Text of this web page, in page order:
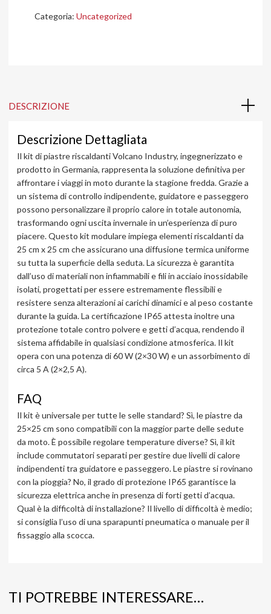
Categoria: Uncategorized
DESCRIZIONE
Descrizione Dettagliata
Il kit di piastre riscaldanti Volcano Industry, ingegnerizzato e
prodotto in Germania, rappresenta la soluzione definitiva per
affrontare i viaggi in moto durante la stagione fredda. Grazie a
un sistema di controllo indipendente, guidatore e passeggero
possono personalizzare il proprio calore in totale autonomia,
trasformando ogni uscita invernale in un’esperienza di puro
piacere. Questo kit modulare impiega elementi riscaldanti da
25 cm x 25 cm che assicurano una diffusione termica uniforme
su tutta la superficie della seduta. La sicurezza è garantita
dall’uso di materiali non infiammabili e fili in acciaio inossidabile
isolati, progettati per essere estremamente flessibili e
resistere senza alterazioni ai carichi dinamici e al peso costante
durante la guida. La certificazione IP65 attesta inoltre una
protezione totale contro polvere e getti d’acqua, rendendo il
sistema affidabile in qualsiasi condizione atmosferica. Il kit
opera con una potenza di 60 W (2×30 W) e un assorbimento di
circa 5 A (2×2,5 A).
FAQ
Il kit è universale per tutte le selle standard? Sì, le piastre da
25×25 cm sono compatibili con la maggior parte delle sedute
da moto. È possibile regolare temperature diverse? Sì, il kit
include commutatori separati per gestire due livelli di calore
indipendenti tra guidatore e passeggero. Le piastre si rovinano
con la pioggia? No, il grado di protezione IP65 garantisce la
sicurezza elettrica anche in presenza di forti getti d’acqua.
Qual è la difficoltà di installazione? Il livello di difficoltà è medio;
si consiglia l’uso di una sparapunti pneumatica o manuale per il
fissaggio alla scocca.
TI POTREBBE INTERESSARE…